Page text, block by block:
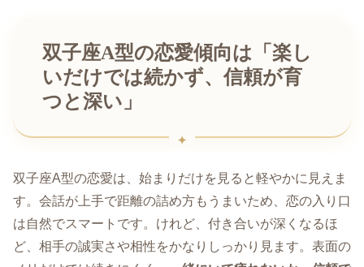
双子座A型の恋愛傾向は「楽し
いだけでは続かず、信頼が育
つと深い」
双子座A型の恋愛は、始まりだけを見ると軽やかに見えま
す。会話が上手で距離の詰め方もうまいため、恋の入り口
は自然でスマートです。けれど、付き合いが深くなるほ
ど、相手の誠実さや相性をかなりしっかり見ます。表面の